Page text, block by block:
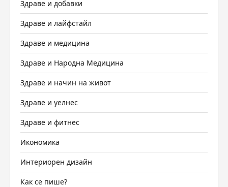
Здраве и добавки
Здраве и лайфстайл
Здраве и медицина
Здраве и Народна Медицина
Здраве и начин на живот
Здраве и уелнес
Здраве и фитнес
Икономика
Интериорен дизайн
Как се пише?